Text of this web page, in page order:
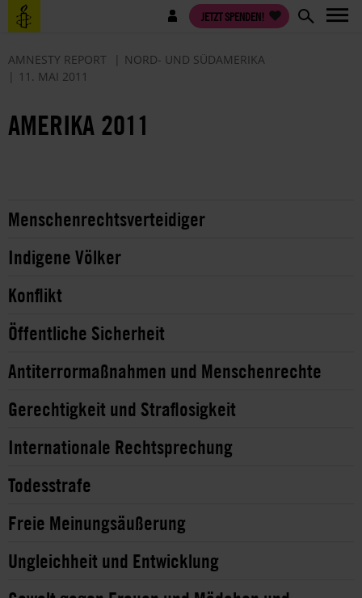
Direkt
zum
Benutzermenü JETZT SPENDEN!
AMNESTY REPORT
NORD- UND SÜDAMERIKA
11. MAI 2011
AMERIKA 2011
Menschenrechtsverteidiger
Indigene Völker
Konflikt
Öffentliche Sicherheit
Antiterrormaßnahmen und Menschenrechte
Gerechtigkeit und Straflosigkeit
Internationale Rechtsprechung
Todesstrafe
Freie Meinungsäußerung
Ungleichheit und Entwicklung